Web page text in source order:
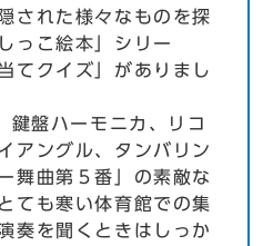
された様々なものを探
っこ絵本」シリー
てクイズ」がありまし
盤ハーモニカ、リコ
アングル、タンバリン
舞曲第５番」の素敵な
ても寒い体育館での集
奏を聞くときはしっか